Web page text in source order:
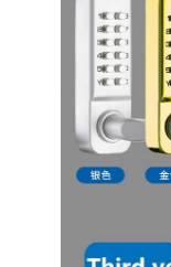
ニュース
ほぞ穴のドア